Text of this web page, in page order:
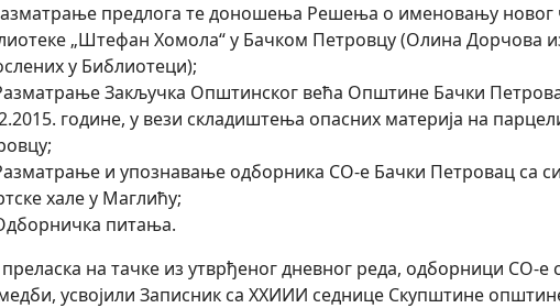
предлога те доношења Решења о именовању новог
„Штефан Хомола“ у Бачком Петровцу (Олина Дорчова
у Библиотеци);
Закључка Општинског већа Општине Бачки
године, у вези складиштења опасних материја на
и упознавање одборника СО-е Бачки Петровац са
хале у Маглићу;
питања.
на тачке из утврђеног дневног реда, одборници СО-е
усвојили Записник са XXИИИ седнице Скупштине